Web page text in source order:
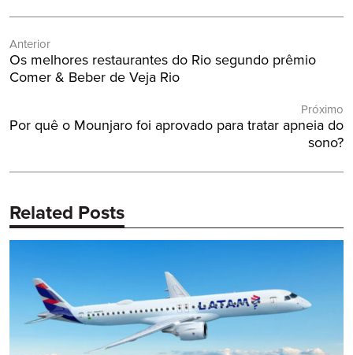
de
Post
Anterior
Post
Anterior:
Os melhores restaurantes do Rio segundo prêmio
Comer & Beber de Veja Rio
Próximo
Próximo
Por quê o Mounjaro foi aprovado para tratar apneia do
sono?
Related Posts